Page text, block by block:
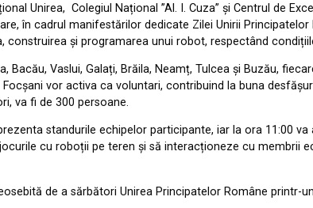
Unirea, Colegiul Național ”Al. I. Cuza” și Centrul de
în cadrul manifestărilor dedicate Zilei Unirii
construirea și programarea unui robot, respectând
Bacău, Vaslui, Galați, Brăila, Neamț, Tulcea și Buzău,
vor activa ca voluntari, contribuind la buna
va fi de 300 persoane.
standurile echipelor participante, iar la ora 11:00
cu roboții pe teren și să interacționeze cu membrii
de a sărbători Unirea Principatelor Române printr-